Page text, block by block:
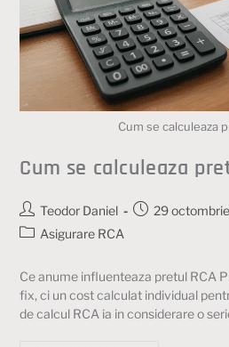
Cum se calculeaza
Cum se calculeaza
Teodor Daniel
29
Asigurare RCA
Ce anume influenteaza pretul RCA
fix, ci un cost calculat individual
de calcul RCA ia in considerare o